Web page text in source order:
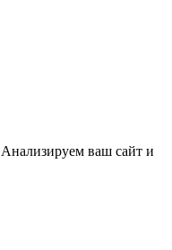
Анализируем ваш сайт и